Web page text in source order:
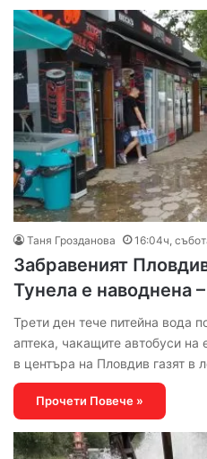
Таня Грозданова 16:04ч,
Забравеният
Тунела е наводнена
Трети ден тече питейна вода
аптека, чакащите автобуси на
в центъра на Пловдив газят в
Прочети Повече »